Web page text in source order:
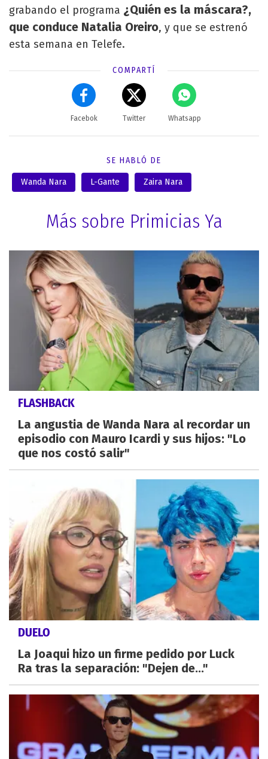
grabando el programa ¿Quién es la máscara?,
que conduce Natalia Oreiro, y que se estrenó
esta semana en Telefe.
COMPARTÍ
Facebok Twitter Whatsapp
SE HABLÓ DE
Wanda Nara L-Gante Zaira Nara
Más sobre Primicias Ya
FLASHBACK
La angustia de Wanda Nara al recordar un
episodio con Mauro Icardi y sus hijos: "Lo
que nos costó salir"
DUELO
La Joaqui hizo un firme pedido por Luck
Ra tras la separación: "Dejen de..."